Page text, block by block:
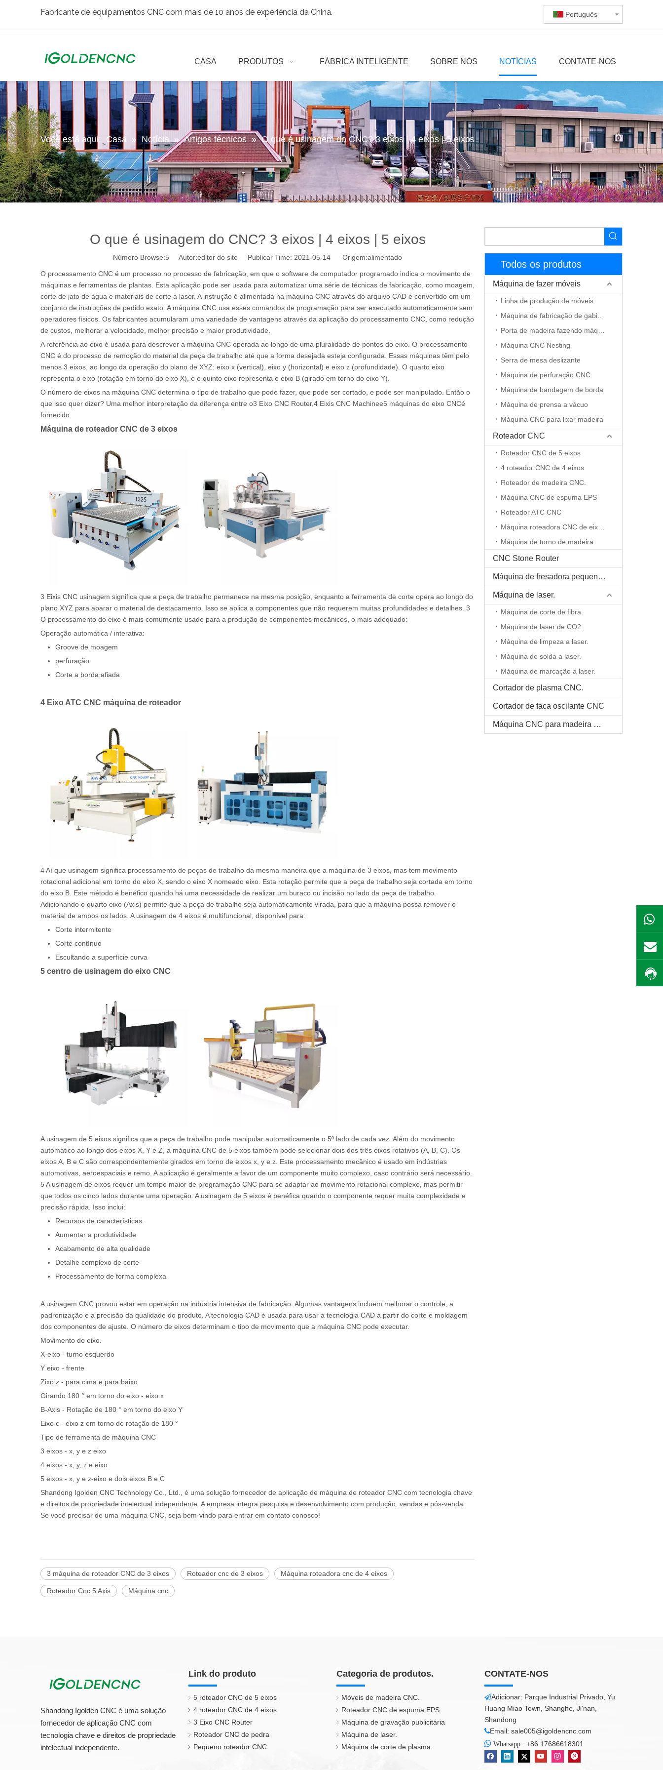
Fabricante de equipamentos CNC com mais de 10 anos de experiência da China. Português
CASA PRODUTOS FÁBRICA INTELIGENTE SOBRE NÓS NOTÍCIAS CONTATE-NOS
Você está aqui: Casa » Notícia » Artigos técnicos » O que é usinagem do CNC? 3 eixos | 4 eixos | 5 eixos
O que é usinagem do CNC? 3 eixos | 4 eixos | 5 eixos
Número Browse:5 Autor:editor do site Publicar Time: 2021-05-14 Origem:alimentado
O processamento CNC é um processo no processo de fabricação, em que o software de computador programado indica o movimento de
máquinas e ferramentas de plantas. Esta aplicação pode ser usada para automatizar uma série de técnicas de fabricação, como moagem,
corte de jato de água e materiais de corte a laser. A instrução é alimentada na máquina CNC através do arquivo CAD e convertido em um
conjunto de instruções de pedido exato. A máquina CNC usa esses comandos de programação para ser executado automaticamente sem
operadores físicos. Os fabricantes acumularam uma variedade de vantagens através da aplicação do processamento CNC, como redução
de custos, melhorar a velocidade, melhor precisão e maior produtividade.
A referência ao eixo é usada para descrever a máquina CNC operada ao longo de uma pluralidade de pontos do eixo. O processamento
CNC é do processo de remoção do material da peça de trabalho até que a forma desejada esteja configurada. Essas máquinas têm pelo
menos 3 eixos, ao longo da operação do plano de XYZ: eixo x (vertical), eixo y (horizontal) e eixo z (profundidade). O quarto eixo
representa o eixo (rotação em torno do eixo X), e o quinto eixo representa o eixo B (girado em torno do eixo Y).
O número de eixos na máquina CNC determina o tipo de trabalho que pode fazer, que pode ser cortado, e pode ser manipulado. Então o
que isso quer dizer? Uma melhor interpretação da diferença entre o3 Eixo CNC Router,4 Eixis CNC Machinee5 máquinas do eixo CNCé
fornecido.
Máquina de roteador CNC de 3 eixos
3 Eixis CNC usinagem significa que a peça de trabalho permanece na mesma posição, enquanto a ferramenta de corte opera ao longo do
plano XYZ para aparar o material de destacamento. Isso se aplica a componentes que não requerem muitas profundidades e detalhes. 3
O processamento do eixo é mais comumente usado para a produção de componentes mecânicos, o mais adequado:
Operação automática / interativa:
Groove de moagem
perfuração
Corte a borda afiada
4 Eixo ATC CNC máquina de roteador
4 Aí que usinagem significa processamento de peças de trabalho da mesma maneira que a máquina de 3 eixos, mas tem movimento
rotacional adicional em torno do eixo X, sendo o eixo X nomeado eixo. Esta rotação permite que a peça de trabalho seja cortada em torno
do eixo B. Este método é benéfico quando há uma necessidade de realizar um buraco ou incisão no lado da peça de trabalho.
Adicionando o quarto eixo (Axis) permite que a peça de trabalho seja automaticamente virada, para que a máquina possa remover o
material de ambos os lados. A usinagem de 4 eixos é multifuncional, disponível para:
Corte intermitente
Corte contínuo
Escultando a superfície curva
5 centro de usinagem do eixo CNC
A usinagem de 5 eixos significa que a peça de trabalho pode manipular automaticamente o 5º lado de cada vez. Além do movimento
automático ao longo dos eixos X, Y e Z, a máquina CNC de 5 eixos também pode selecionar dois dos três eixos rotativos (A, B, C). Os
eixos A, B e C são correspondentemente girados em torno de eixos x, y e z. Este processamento mecânico é usado em indústrias
automotivas, aeroespaciais e remo. A aplicação é geralmente a favor de um componente muito complexo, caso contrário será necessário.
5 A usinagem de eixos requer um tempo maior de programação CNC para se adaptar ao movimento rotacional complexo, mas permitir
que todos os cinco lados durante uma operação. A usinagem de 5 eixos é benéfica quando o componente requer muita complexidade e
precisão rápida. Isso inclui:
Recursos de características.
Aumentar a produtividade
Acabamento de alta qualidade
Detalhe complexo de corte
Processamento de forma complexa
A usinagem CNC provou estar em operação na indústria intensiva de fabricação. Algumas vantagens incluem melhorar o controle, a
padronização e a precisão da qualidade do produto. A tecnologia CAD é usada para usar a tecnologia CAD a partir do corte e moldagem
dos componentes de ajuste. O número de eixos determinam o tipo de movimento que a máquina CNC pode executar.
Movimento do eixo.
X-eixo - turno esquerdo
Y eixo - frente
Zixo z - para cima e para baixo
Girando 180 ° em torno do eixo - eixo x
B-Axis - Rotação de 180 ° em torno do eixo Y
Eixo c - eixo z em torno de rotação de 180 °
Tipo de ferramenta de máquina CNC
3 eixos - x, y e z eixo
4 eixos - x, y, z e eixo
5 eixos - x, y e z-eixo e dois eixos B e C
Shandong Igolden CNC Technology Co., Ltd., é uma solução fornecedor de aplicação de máquina de roteador CNC com tecnologia chave
e direitos de propriedade intelectual independente. A empresa integra pesquisa e desenvolvimento com produção, vendas e pós-venda.
Se você precisar de uma máquina CNC, seja bem-vindo para entrar em contato conosco!
3 máquina de roteador CNC de 3 eixos Roteador cnc de 3 eixos Máquina roteadora cnc de 4 eixos
Roteador Cnc 5 Axis Máquina cnc
Todos os produtos
Máquina de fazer móveis
Linha de produção de móveis
Máquina CNC Nesting
Serra de mesa deslizante
Máquina de perfuração CNC
Máquina de bandagem de borda
Máquina de prensa a vácuo
Máquina CNC para lixar madeira
Roteador CNC
Roteador CNC de 5 eixos
4 roteador CNC de 4 eixos
Roteador de madeira CNC.
Máquina CNC de espuma EPS
Roteador ATC CNC
Máquina de torno de madeira
CNC Stone Router
Máquina de fresadora pequena CNC
Máquina de laser.
Máquina de corte de fibra.
Máquina de laser de CO2.
Máquina de limpeza a laser.
Máquina de solda a laser.
Máquina de marcação a laser.
Cortador de plasma CNC.
Cortador de faca oscilante CNC
Máquina CNC para madeira maciça
Shandong Igolden CNC é uma solução
fornecedor de aplicação CNC com
tecnologia chave e direitos de propriedade
intelectual independente.
Link do produto
5 roteador CNC de 5 eixos
4 roteador CNC de 4 eixos
3 Eixo CNC Router
Roteador CNC de pedra
Pequeno roteador CNC.
Categoria de produtos.
Móveis de madeira CNC.
Roteador CNC de espuma EPS
Máquina de gravação publicitária
Máquina de laser.
Máquina de corte de plasma
CONTATE-NOS
Adicionar: Parque Industrial Privado, Yu
Huang Miao Town, Shanghe, Ji'nan,
Shandong
Email: sale005@igoldencnc.com
 Whatsapp : +86 17686618301